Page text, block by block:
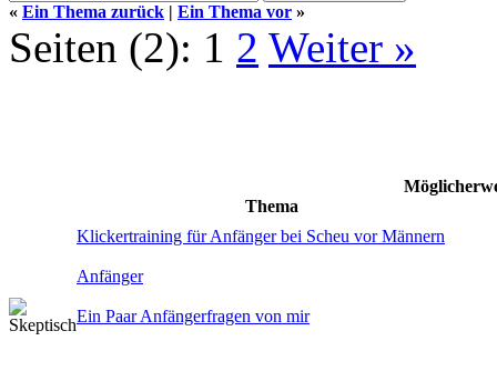
« Ein Thema zurück | Ein Thema vor »
Seiten (2): 1 2 Weiter »
Thema
Klickertraining für Anfänger bei Scheu vor Männern
Anfänger
Ein Paar Anfängerfragen von mir